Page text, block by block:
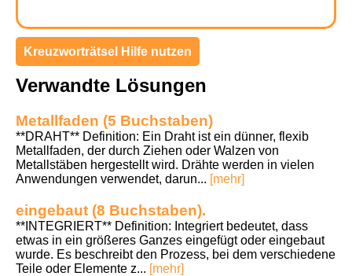
Kreuzworträtsel Hilfe nutzen
Verwandte Lösungen
Metallfaden (5 Buchstaben)
**DRAHT** Definition: Ein Draht ist ein dünner, flexib
Metallfaden, der durch Ziehen oder Walzen von
Metallstäben hergestellt wird. Drähte werden in vielen
Anwendungen verwendet, darun... [mehr]
eingebaut (8 Buchstaben).
**INTEGRIERT** Definition: Integriert bedeutet, dass
etwas in ein größeres Ganzes eingefügt oder eingebaut
wurde. Es beschreibt den Prozess, bei dem verschiedene
Teile oder Elemente z... [mehr]